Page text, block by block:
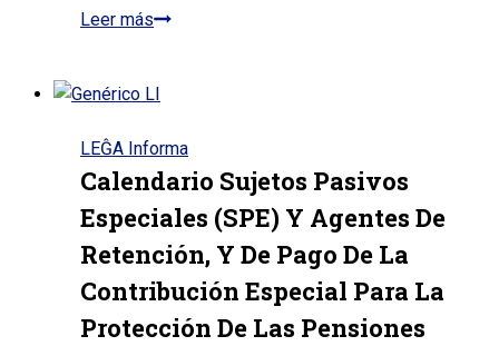
Leer másLuis
LEĜA Informa
Calendario Sujetos Pasivos
Especiales (SPE) Y Agentes De
Retención, Y De Pago De La
Contribución Especial Para La
Protección De Las Pensiones